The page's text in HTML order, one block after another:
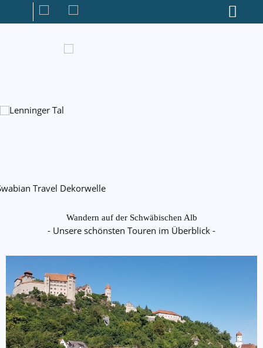
Wandern auf der Schwäbischen Alb
- Unsere schönsten Touren im Überblick -